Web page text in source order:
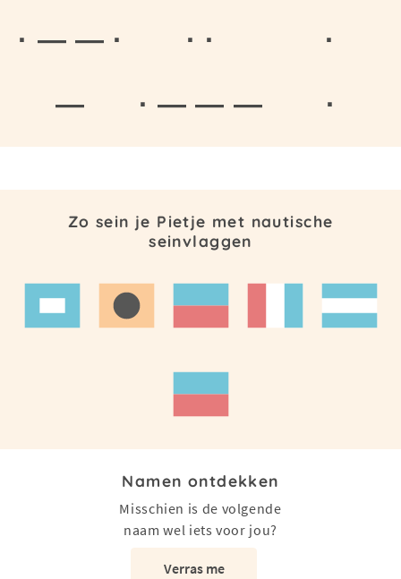
· — — · · ·
·
—
· — — — ·
Zo sein je Pietje met nautische
seinvlaggen
Namen ontdekken
Misschien is de volgende
naam wel iets voor jou?
Verras me